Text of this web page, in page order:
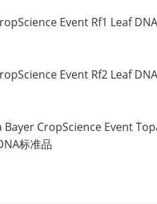
Event Rf1 Leaf
Event Rf2 Leaf
CropScience Event
标准品